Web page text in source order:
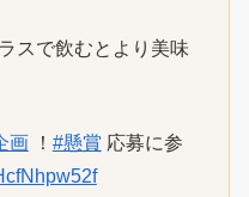
スで飲むとより美味
画！ #懸賞 応募に参